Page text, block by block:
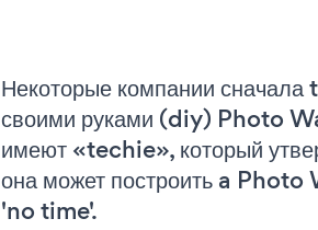
Некоторые компании
своими руками (diy) Photo
имеют «techie», который
она может построить a
'no time'.